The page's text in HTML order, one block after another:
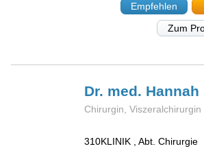
Empfehlen
Zum
Dr. med. Hannah
Chirurgin, Viszeralchirurgin
310KLINIK , Abt. Chirurgie